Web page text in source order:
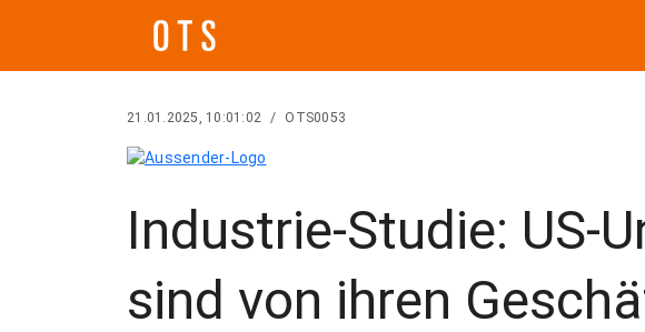
21.01.2025, 10:01:02 / OTS0053
Industrie-Studie: US-
sind von ihren